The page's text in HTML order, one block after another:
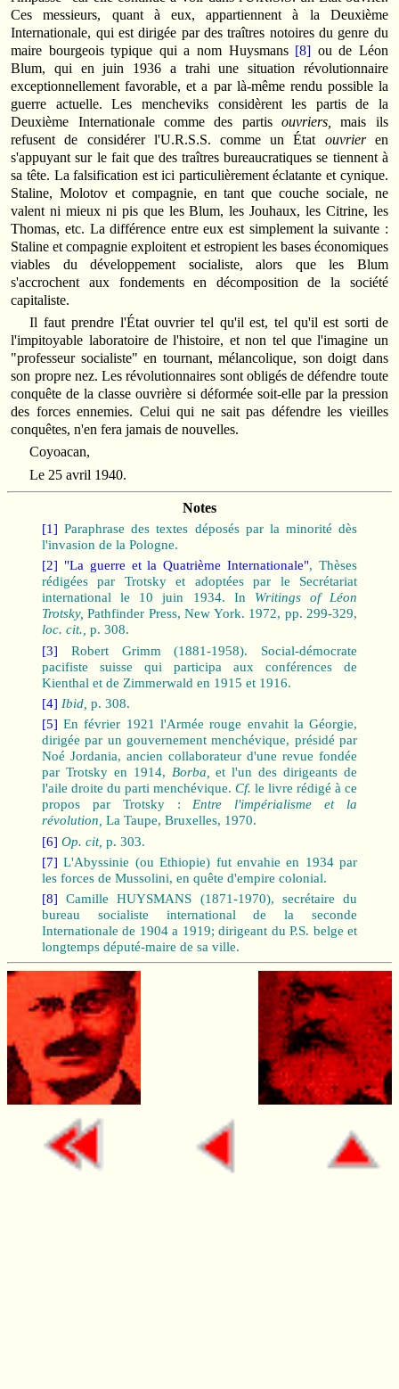
Ces messieurs, quant à eux, appartiennent à la Deuxième
Internationale, qui est dirigée par des traîtres notoires du genre du
maire bourgeois typique qui a nom Huysmans [8] ou de Léon
Blum, qui en juin 1936 a trahi une situation révolutionnaire
exceptionnellement favorable, et a par là-même rendu possible la
guerre actuelle. Les mencheviks considèrent les partis de la
Deuxième Internationale comme des partisouvriers,mais ils
refusent de considérer l'U.R.S.S. comme un État ouvrier en
s'appuyant sur le fait que des traîtres bureaucratiques se tiennent à
sa tête. La falsification est ici particulièrement éclatante et cynique.
Staline, Molotov et compagnie, en tant que couche sociale, ne
valent ni mieux ni pis que les Blum, les Jouhaux, les Citrine, les
Thomas, etc. La différence entre eux est simplement la suivante :
Staline et compagnie exploitent et estropient les bases économiques
viables du développement socialiste, alors que les Blum
s'accrochent aux fondements en décomposition de la société
capitaliste.
Il faut prendre l'État ouvrier tel qu'il est, tel qu'il est sorti de
l'impitoyable laboratoire de l'histoire, et non tel que l'imagine un
"professeur socialiste" en tournant, mélancolique, son doigt dans
son propre nez. Les révolutionnaires sont obligés de défendre toute
conquête de la classe ouvrière si déformée soit-elle par la pression
des forces ennemies. Celui qui ne sait pas défendre les vieilles
conquêtes, n'en fera jamais de nouvelles.
Coyoacan,
Le 25 avril 1940.
Notes
[1] Paraphrase des textes déposés par la minorité dès
l'invasion de la Pologne.
[2] "La guerre et la Quatrième Internationale", Thèses
rédigées par Trotsky et adoptées par le Secrétariat
international le 10 juin 1934. In Writings of Léon
Trotsky,Pathfinder Press, New York. 1972, pp. 299-329,
loc. cit., p. 308.
[3] Robert Grimm (1881-1958). Social-démocrate
pacifiste suisse qui participa aux conférences de
Kienthal et de Zimmerwald en 1915 et 1916.
[4] Ibid, p. 308.
[5] En février 1921 l'Armée rouge envahit la Géorgie,
dirigée par un gouvernement menchévique, présidé par
Noé Jordania, ancien collaborateur d'une revue fondée
par Trotsky en 1914, Borba,et l'un des dirigeants de
l'aile droite du parti menchévique. Cf. le livre rédigé à ce
propos par Trotsky : Entre l'impérialisme et la
révolution, La Taupe, Bruxelles, 1970.
[6] Op. cit, p. 303.
[7] L'Abyssinie (ou Ethiopie) fut envahie en 1934 par
les forces de Mussolini, en quête d'empire colonial.
[8] Camille HUYSMANS (1871-1970), secrétaire du
bureau socialiste international de la seconde
Internationale de 1904 a 1919; dirigeant du P.S. belge et
longtemps député-maire de sa ville.